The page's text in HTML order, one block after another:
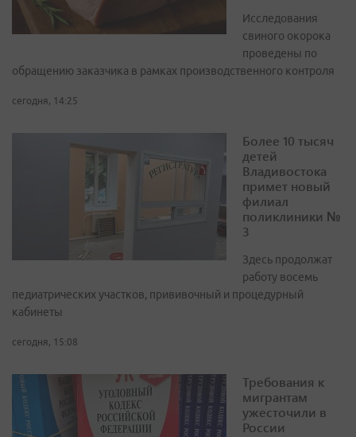
Исследования
свиного окорока
проведены по
обращению заказчика в рамках производственного контроля
сегодня, 14:25
Более 10 тысяч
детей
Владивостока
примет новый
филиал
поликлиники №
3
Здесь продолжат
работу восемь
педиатрических участков, прививочный и процедурный
кабинеты
сегодня, 15:08
Требования к
мигрантам
ужесточили в
России